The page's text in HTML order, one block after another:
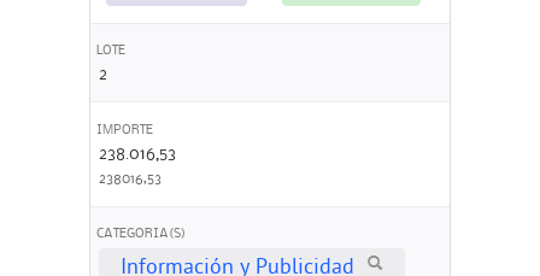
LOTE
2
IMPORTE
238.016,53
238016,53
CATEGORIA(S)
Información y Publicidad